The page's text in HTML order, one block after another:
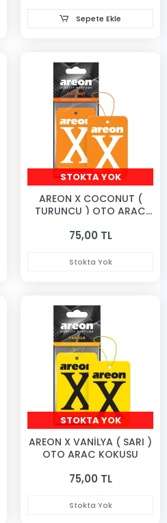
Sepete Ekle
STOKTA YOK
AREON X COCONUT (
TURUNCU ) OTO ARAÇ
75,00 TL
Stokta Yok
STOKTA YOK
AREON X VANİLYA ( SARI )
OTO ARAÇ KOKUSU
75,00 TL
Stokta Yok